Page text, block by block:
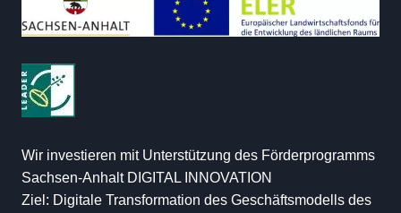
Wir investieren mit Unterstützung des Förderprogramms
Sachsen-Anhalt DIGITAL INNOVATION
Ziel: Digitale Transformation des Geschäftsmodells des